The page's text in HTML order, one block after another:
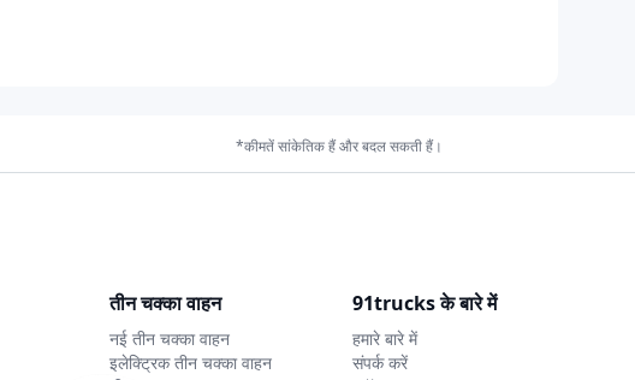
*कीमतें सांकेतिक हैं और बदल सकती हैं।
तीन चक्का वाहन
नई तीन चक्का वाहन
इलेक्ट्रिक तीन चक्का वाहन
91trucks के बारे में
हमारे बारे में
संपर्क करें